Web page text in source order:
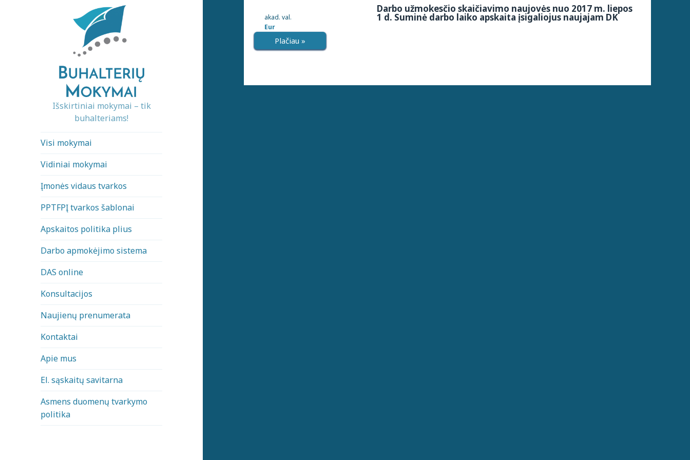
Išskirtiniai mokymai – tik
buhalteriams!
Visi mokymai
Vidiniai mokymai
Įmonės vidaus tvarkos
PPTFPĮ tvarkos šablonai
Apskaitos politika plius
Darbo apmokėjimo sistema
DAS online
Konsultacijos
Naujienų prenumerata
Kontaktai
Apie mus
El. sąskaitų savitarna
Asmens duomenų tvarkymo
politika
Darbo užmokesčio skaičiavimo naujovės nuo 2017 m. liepos
1 d. Suminė darbo laiko apskaita įsigaliojus naujajam DK
akad. val.
Eur
Plačiau »